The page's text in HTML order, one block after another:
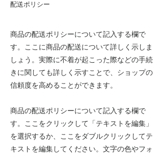
配送ポリシー
商品の配送ポリシーについて記入する欄で
す。ここに商品の配送について詳しく示しま
しょう。実際に不着が起こった際などの手続
きに関しても詳しく示すことで、ショップの
信頼度を高めることができます。
商品の配送ポリシーについて記入する欄で
す。ここをクリックして「テキストを編集」
を選択するか、ここをダブルクリックしてテ
キストを編集してください。文字の色やフォ